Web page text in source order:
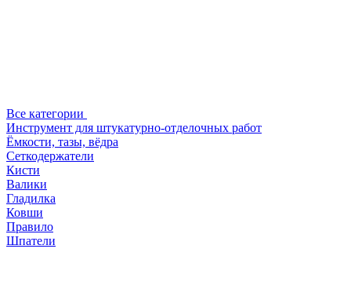
Все категории
Инструмент для штукатурно-отделочных работ
Ёмкости, тазы, вёдра
Сеткодержатели
Кисти
Валики
Гладилка
Ковши
Правило
Шпатели